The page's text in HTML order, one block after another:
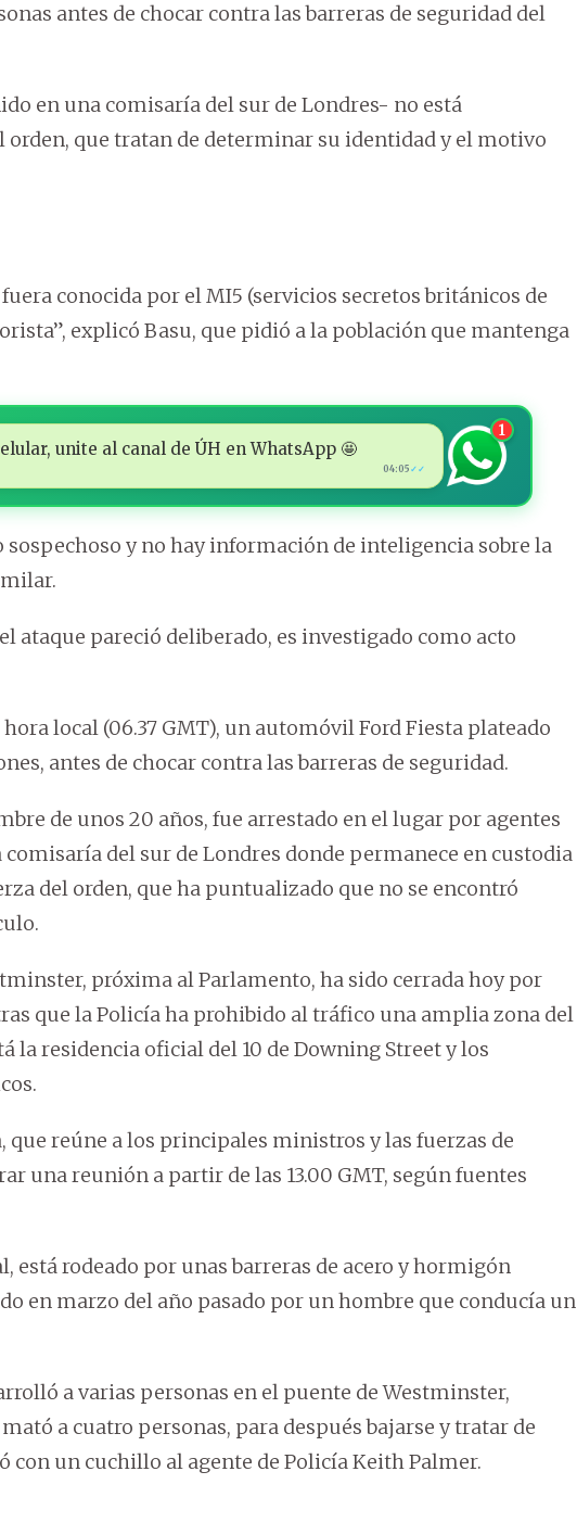
antes de chocar contra las barreras de seguridad del
en una comisaría del sur de Londres- no está
orden, que tratan de determinar su identidad y el motivo
conocida por el MI5 (servicios secretos británicos de
explicó Basu, que pidió a la población que mantenga
unite al canal de ÚH en WhatsApp 🤩
04:05 ✓✓
1
y no hay información de inteligencia sobre la
ataque pareció deliberado, es investigado como acto
hora local (06.37 GMT), un automóvil Ford Fiesta plateado
antes de chocar contra las barreras de seguridad.
de unos 20 años, fue arrestado en el lugar por agentes
comisaría del sur de Londres donde permanece en custodia
del orden, que ha puntualizado que no se encontró
próxima al Parlamento, ha sido cerrada hoy por
que la Policía ha prohibido al tráfico una amplia zona del
la residencia oficial del 10 de Downing Street y los
que reúne a los principales ministros y las fuerzas de
una reunión a partir de las 13.00 GMT, según fuentes
está rodeado por unas barreras de acero y hormigón
en marzo del año pasado por un hombre que conducía un
a varias personas en el puente de Westminster,
a cuatro personas, para después bajarse y tratar de
con un cuchillo al agente de Policía Keith Palmer.